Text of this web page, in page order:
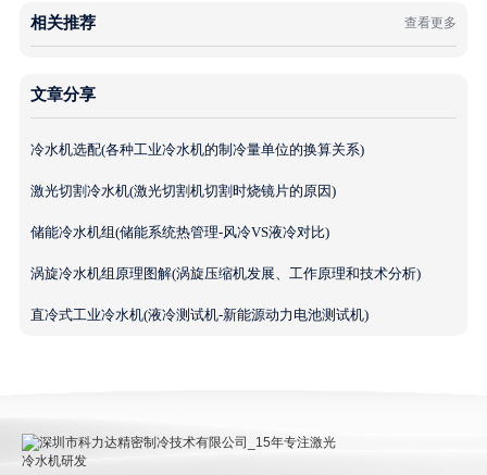
相关推荐 查看更多
文章分享
冷水机选配(各种工业冷水机的制冷量单位的换算关系)
激光切割冷水机(激光切割机切割时烧镜片的原因)
储能冷水机组(储能系统热管理-风冷VS液冷对比)
涡旋冷水机组原理图解(涡旋压缩机发展、工作原理和技术分析)
直冷式工业冷水机(液冷测试机-新能源动力电池测试机)